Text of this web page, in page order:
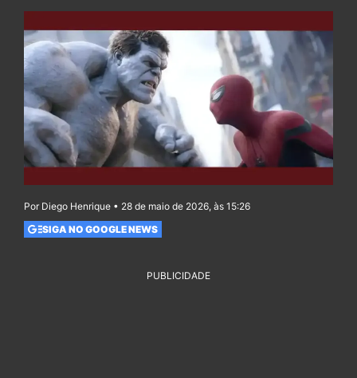
Por Diego Henrique • 28 de maio de 2026, às 15:26
SIGA NO GOOGLE NEWS
PUBLICIDADE